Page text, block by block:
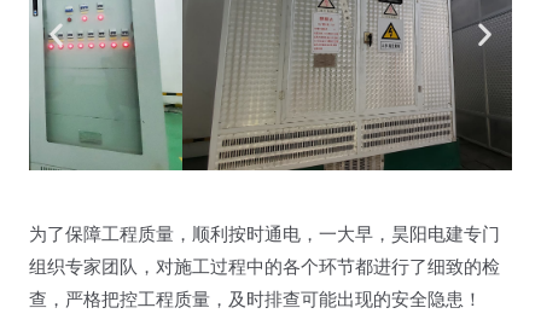
为了保障工程质量，顺利按时通电，一大早，昊阳电建专门
组织专家团队，对施工过程中的各个环节都进行了细致的检
查，严格把控工程质量，及时排查可能出现的安全隐患！